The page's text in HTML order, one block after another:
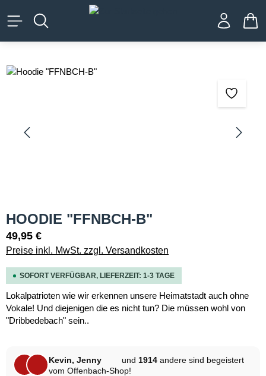
springen
Bildergalerie überspringen
HOODIE "FFNBCH-B"
49,95 €
Preise inkl. MwSt. zzgl. Versandkosten
SOFORT VERFÜGBAR, LIEFERZEIT: 1-3 TAGE
Lokalpatrioten wie wir erkennen unsere Heimatstadt auch ohne
Vokale! Und diejenigen die es nicht tun? Die müssen wohl von
"Dribbedebach" sein..
Kevin, Jenny und 1914 andere sind begeistert
vom Offenbach-Shop!